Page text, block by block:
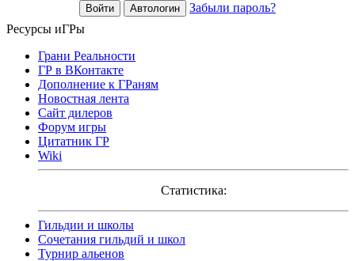
Забыли пароль?
Ресурсы иГРы
Грани Реальности
ГР в ВКонтакте
Дополнение к ГРаням
Новостная лента
Сайт дилеров
Форум игры
Цитатник ГР
Wiki
Статистика:
Гильдии и школы
Сочетания гильдий и школ
Турнир альенов